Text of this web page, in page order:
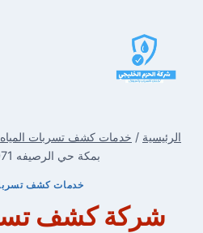
الرئيسية / خدمات كشف تسربات المياه
بمكة حي الرصيفه 0546180071
خدمات كشف
شركة كشف